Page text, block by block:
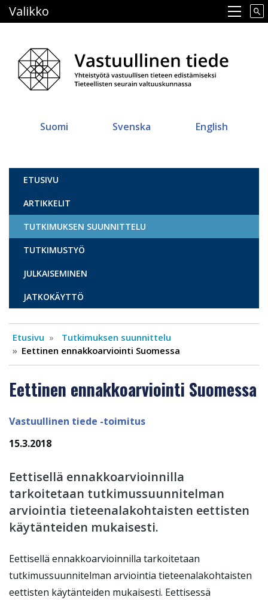
pääsisältöön
Main navigation
Valikko
Suomi Svenska English
Vastuullinen tiede
ETUSIVU
ARTIKKELIT
TUTKIMUKSEN SUUNNITTELU
TUTKIMUSTYÖ
JULKAISEMINEN
JATKOKÄYTTÖ
Etusivu
Tutkimuksen suunnittelu
Eettinen ennakkoarviointi Suomessa
Eettinen ennakkoarviointi Suomessa
Vastuullinen tiede -toimitus
15.3.2018
Eettisellä ennakkoarvioinnilla
tarkoitetaan tutkimussuunnitelman
arviointia tieteenalakohtaisten eettisten
käytänteiden mukaisesti.
Eettisellä ennakkoarvioinnilla tarkoitetaan
tutkimussuunnitelman arviointia tieteenalakohtaisten
eettisten käytänteiden mukaisesti. Eettisessä